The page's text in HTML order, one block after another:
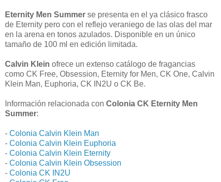
Eternity Men Summer se presenta en el ya clásico frasco
de Eternity pero con el reflejo veraniego de las olas del mar
en la arena en tonos azulados. Disponible en un único
tamaño de 100 ml en edición limitada.
Calvin Klein ofrece un extenso catálogo de fragancias
como CK Free, Obsession, Eternity for Men, CK One, Calvin
Klein Man, Euphoria, CK IN2U o CK Be.
Información relacionada con Colonia CK Eternity Men
Summer:
- Colonia Calvin Klein Man
- Colonia Calvin Klein Euphoria
- Colonia Calvin Klein Eternity
- Colonia Calvin Klein Obsession
- Colonia CK IN2U